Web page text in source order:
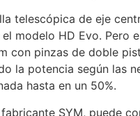
telescópica de eje
modelo HD Evo. Pero
con pinzas de doble
la potencia según las
hasta en un 50%.
SYM, puede